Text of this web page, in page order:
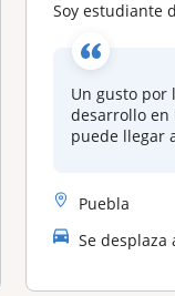
Soy estudiante de la carrera de ingeniería en
Un gusto por
desarrollo en
puede llegar
Puebla
Se desplaza